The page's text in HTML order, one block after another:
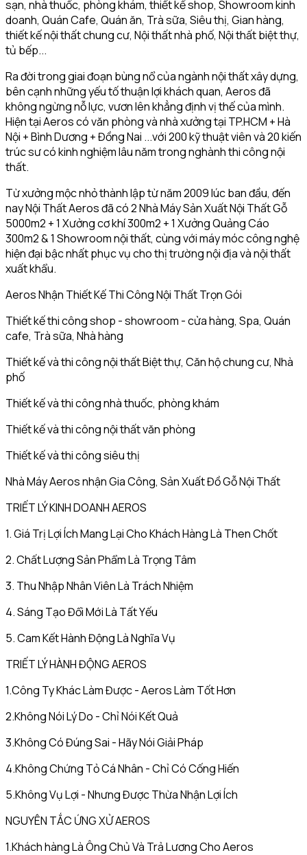
sạn, nhà thuốc, phòng khám, thiết kế shop, Showroom kinh
doanh, Quán Cafe, Quán ăn, Trà sữa, Siêu thị, Gian hàng,
thiết kế nội thất chung cư, Nội thất nhà phố, Nội thất biệt thự,
tủ bếp...
Ra đời trong giai đoạn bùng nổ của ngành nội thất xây dựng,
bên cạnh những yếu tố thuận lợi khách quan, Aeros đã
không ngừng nỗ lực, vươn lên khẳng định vị thế của mình.
Hiện tại Aeros có văn phòng và nhà xưởng tại TP.HCM + Hà
Nội + Bình Dương + Đồng Nai ...với 200 kỹ thuật viên và 20 kiến
trúc sư có kinh nghiệm lâu năm trong nghành thi công nội
thất.
Từ xưởng mộc nhỏ thành lập từ năm 2009 lúc ban đầu, đến
nay Nội Thất Aeros đã có 2 Nhà Máy Sản Xuất Nội Thất Gỗ
5000m2 + 1 Xưởng cơ khí 300m2 + 1 Xưởng Quảng Cáo
300m2 & 1 Showroom nội thất, cùng với máy móc công nghệ
hiện đại bậc nhất phục vụ cho thị trường nội địa và nội thất
xuất khẩu.
Aeros Nhận Thiết Kế Thi Công Nội Thất Trọn Gói
Thiết kế thi công shop - showroom - cửa hàng, Spa, Quán
cafe, Trà sữa, Nhà hàng
Thiết kế và thi công nội thất Biệt thự, Căn hộ chung cư, Nhà
phố
Thiết kế và thi công nhà thuốc, phòng khám
Thiết kế và thi công nội thất văn phòng
Thiết kế và thi công siêu thị
Nhà Máy Aeros nhận Gia Công, Sản Xuất Đồ Gỗ Nội Thất
TRIẾT LÝ KINH DOANH AEROS
1. Giá Trị Lợi Ích Mang Lại Cho Khách Hàng Là Then Chốt
2. Chất Lượng Sản Phẩm Là Trọng Tâm
3. Thu Nhập Nhân Viên Là Trách Nhiệm
4. Sáng Tạo Đổi Mới Là Tất Yếu
5. Cam Kết Hành Động Là Nghĩa Vụ
TRIẾT LÝ HÀNH ĐỘNG AEROS
1.Công Ty Khác Làm Được - Aeros Làm Tốt Hơn
2.Không Nói Lý Do - Chỉ Nói Kết Quả
3.Không Có Đúng Sai - Hãy Nói Giải Pháp
4.Không Chứng Tỏ Cá Nhân - Chỉ Có Cống Hiến
5.Không Vụ Lợi - Nhưng Được Thừa Nhận Lợi Ích
NGUYÊN TẮC ỨNG XỬ AEROS
1.Khách hàng Là Ông Chủ Và Trả Lương Cho Aeros